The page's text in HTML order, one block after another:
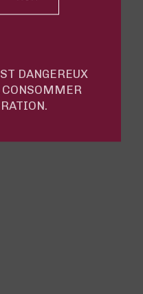
DANGEREUX
CONSOMMER